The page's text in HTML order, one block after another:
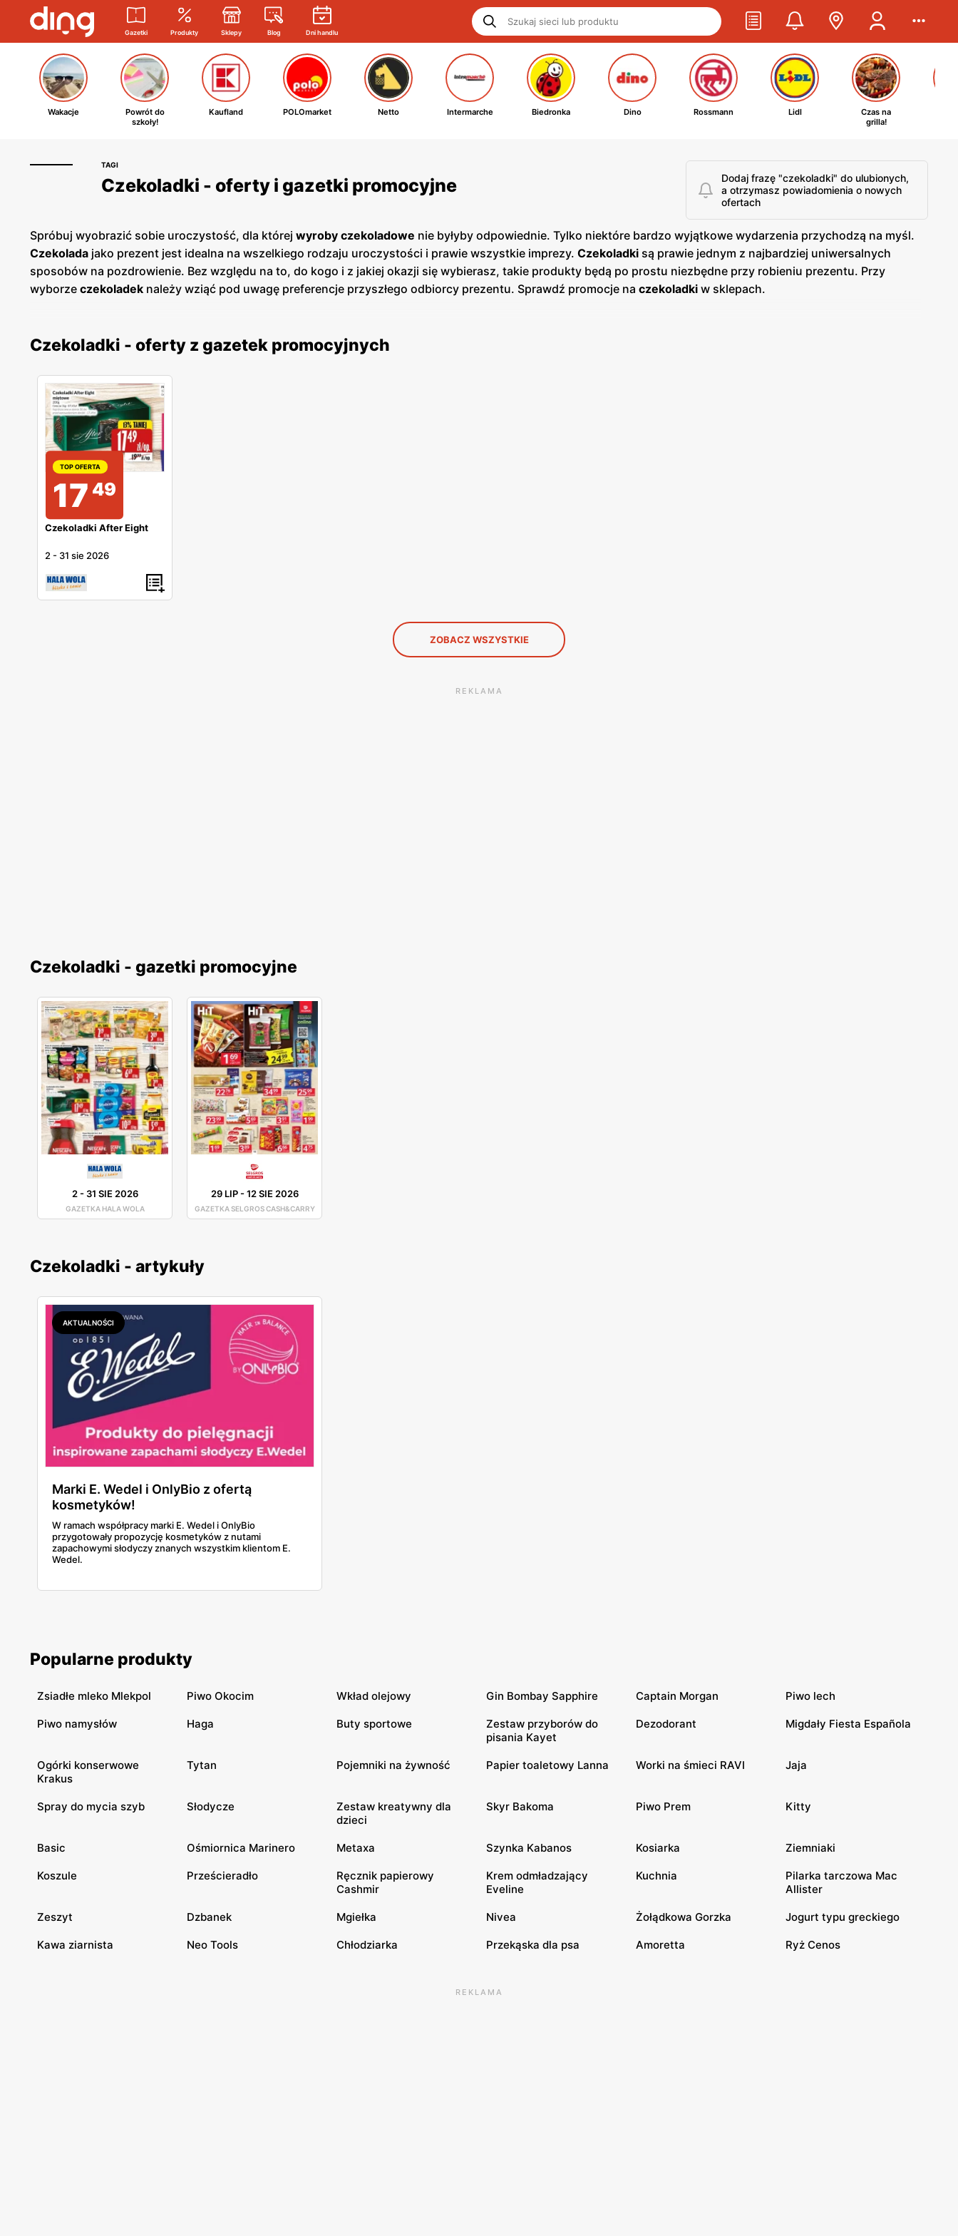
Gazetki Produkty Sklepy Blog Dni handlu
Wakacje
Powrót do
szkoły!
Kaufland POLOmarket Netto Intermarche Biedronka Dino Rossmann Lidl
Czas na
grilla!
TAGI
Czekoladki - oferty i gazetki promocyjne
Dodaj frazę "czekoladki" do ulubionych,
a otrzymasz powiadomienia o nowych
ofertach
Spróbuj wyobrazić sobie uroczystość, dla której wyroby czekoladowe nie byłyby odpowiednie. Tylko niektóre bardzo wyjątkowe wydarzenia przychodzą na myśl.
Czekolada jako prezent jest idealna na wszelkiego rodzaju uroczystości i prawie wszystkie imprezy. Czekoladki są prawie jednym z najbardziej uniwersalnych
sposobów na pozdrowienie. Bez względu na to, do kogo i z jakiej okazji się wybierasz, takie produkty będą po prostu niezbędne przy robieniu prezentu. Przy
wyborze czekoladek należy wziąć pod uwagę preferencje przyszłego odbiorcy prezentu. Sprawdź promocje na czekoladki w sklepach.
Czekoladki - oferty z gazetek promocyjnych
TOP OFERTA
17 49
Czekoladki After Eight
2 - 31 sie 2026
ZOBACZ WSZYSTKIE
REKLAMA
Czekoladki - gazetki promocyjne
2- 31 SIE 2026
GAZETKA HALA WOLA
29 LIP-12 SIE 2026
GAZETKA SELGROS CASH&CARRY
Czekoladki - artykuły
AKTUALNOŚCI
Marki E. Wedel i OnlyBio z ofertą
kosmetyków!
W ramach współpracy marki E. Wedel i OnlyBio
przygotowały propozycję kosmetyków z nutami
zapachowymi słodyczy znanych wszystkim klientom E.
Wedel.
Popularne produkty
Zsiadłe mleko Mlekpol Piwo Okocim Wkład olejowy Gin Bombay Sapphire Captain Morgan Piwo lech
Piwo namysłów Haga Buty sportowe
Zestaw przyborów do
pisania Kayet
Dezodorant Migdały Fiesta Española
Ogórki konserwowe
Krakus
Tytan Pojemniki na żywność Papier toaletowy Lanna Worki na śmieci RAVI Jaja
Spray do mycia szyb Słodycze
Zestaw kreatywny dla
dzieci
Skyr Bakoma Piwo Prem Kitty
Basic Ośmiornica Marinero Metaxa Szynka Kabanos Kosiarka Ziemniaki
Koszule Prześcieradło
Ręcznik papierowy
Cashmir
Krem odmładzający
Eveline
Kuchnia
Pilarka tarczowa Mac
Allister
Zeszyt Dzbanek Mgiełka Nivea Żołądkowa Gorzka Jogurt typu greckiego
Kawa ziarnista Neo Tools Chłodziarka Przekąska dla psa Amoretta Ryż Cenos
REKLAMA